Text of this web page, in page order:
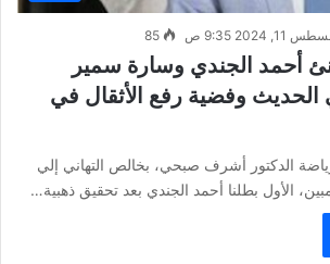
2024 9:35 ص 85
أحمد الجندي وسارة سمير
الحديث وفضية رفع الأثقال في
الدكتور أشرف صبحي، بخالص التهاني إلي
الأول بطلنا أحمد الجندي بعد تحقيق ذهبية…